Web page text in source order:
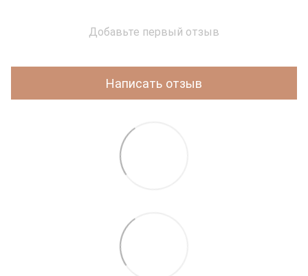
Добавьте первый отзыв
Написать отзыв